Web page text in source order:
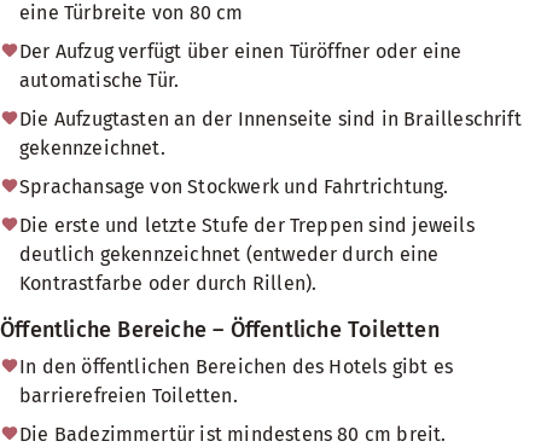
eine Türbreite von 80 cm
Der Aufzug verfügt über einen Türöffner oder eine
automatische Tür.
Die Aufzugtasten an der Innenseite sind in Brailleschrift
gekennzeichnet.
Sprachansage von Stockwerk und Fahrtrichtung.
Die erste und letzte Stufe der Treppen sind jeweils
deutlich gekennzeichnet (entweder durch eine
Kontrastfarbe oder durch Rillen).
Öffentliche Bereiche – Öffentliche Toiletten
In den öffentlichen Bereichen des Hotels gibt es
barrierefreien Toiletten.
Die Badezimmertür ist mindestens 80 cm breit.